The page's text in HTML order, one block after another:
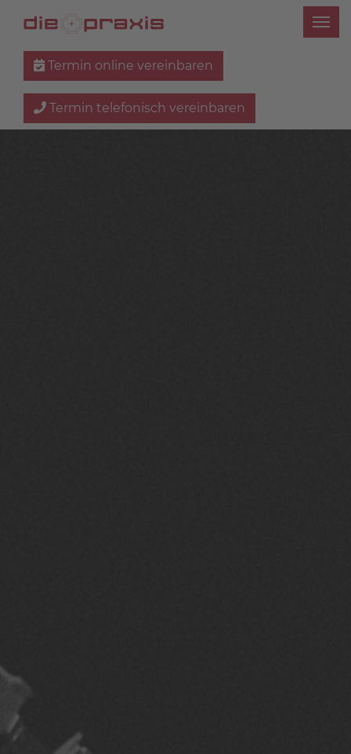
Termin online vereinbaren
Termin telefonisch vereinbaren